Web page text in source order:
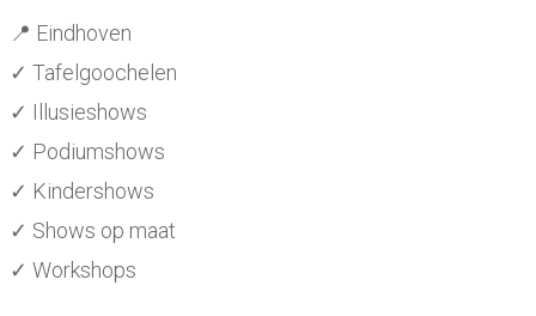
📍 Eindhoven
✓ Tafelgoochelen
✓ Illusieshows
✓ Podiumshows
✓ Kindershows
✓ Shows op maat
✓ Workshops